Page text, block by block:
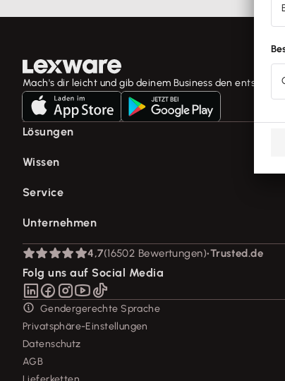
Mach's dir leicht und gib deinem Business den
Lösungen
E-Rechnung Software
Buchhaltungssoftware
Branchenlösungen
Erweiterungen & Partner
Wissen
Fachwissen für Unternehmer
Lexware Akademie
Tell Your Story
Das Lena Prinzip
Service
Support für Lexware Office
Für Steuerberater
Partner werden
Affiliate-Partner werden
Support für Desktop-Produkte
Forum
Mein Konto
Unternehmen
Über Lexware
Presse
Soziale Verantwortung
Karriere
4,7(16502 Bewertungen)•Trusted.de
Folg uns auf Social Media
Gendergerechte Sprache
Privatsphäre-Einstellungen
Datenschutz
AGB